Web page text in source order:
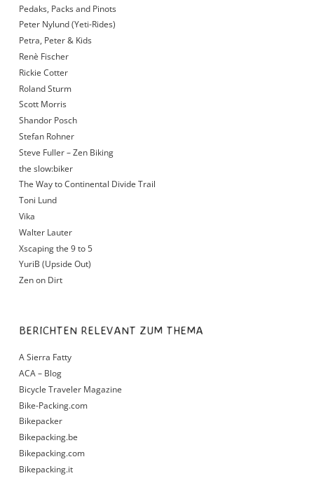
Pedaks, Packs and Pinots
Peter Nylund (Yeti-Rides)
Petra, Peter & Kids
Renè Fischer
Rickie Cotter
Roland Sturm
Scott Morris
Shandor Posch
Stefan Rohner
Steve Fuller – Zen Biking
the slow:biker
The Way to Continental Divide Trail
Toni Lund
Vika
Walter Lauter
Xscaping the 9 to 5
YuriB (Upside Out)
Zen on Dirt
BERICHTEN RELEVANT ZUM THEMA
A Sierra Fatty
ACA – Blog
Bicycle Traveler Magazine
Bike-Packing.com
Bikepacker
Bikepacking.be
Bikepacking.com
Bikepacking.it